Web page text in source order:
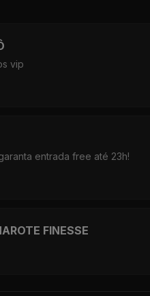
vip
entrada free até 23h!
FINESSE